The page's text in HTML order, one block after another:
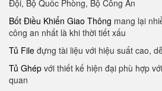
Đội, Bộ Quốc Phòng, Bộ Công An
Bốt Điều Khiển Giao Thông mang lại
công an nhất là khi thời tiết xấu
Tủ File đựng tài liệu với hiệu suất cao,
Tủ Ghép với thiết kế hiện đại phù hợp
quan